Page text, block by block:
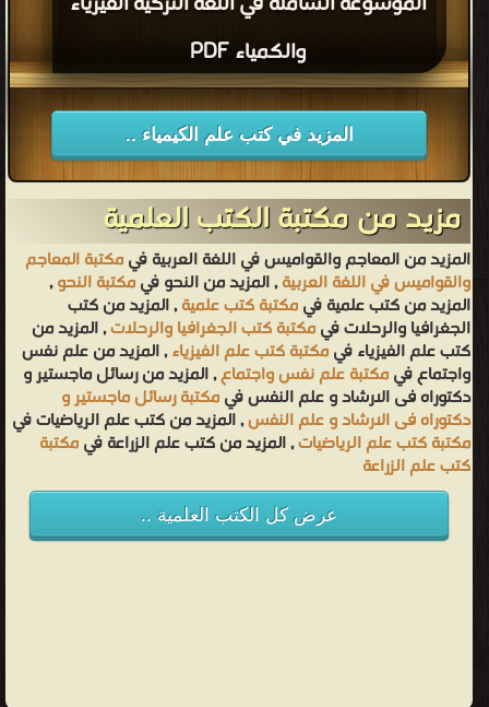
والكمياء PDF
المزيد في كتب علم الكيمياء ..
مزيد من مكتبة الكتب العلمية
المزيد من المعاجم والقواميس في اللغة العربية فيمكتبة المعاجم
والقواميس في اللغة العربية, المزيد من النحو فيمكتبة النحو,
المزيد من كتب علمية فيمكتبة كتب علمية, المزيد من كتب
الجغرافيا والرحلات فيمكتبة كتب الجغرافيا والرحلات, المزيد من
كتب علم الفيزياء فيمكتبة كتب علم الفيزياء, المزيد من علم نفس
واجتماع فيمكتبة علم نفس واجتماع, المزيد من رسائل ماجستير و
دكتوراه فى الارشاد و علم النفس فيمكتبة رسائل ماجستير و
دكتوراه فى الارشاد و علم النفس, المزيد من كتب علم الرياضيات في
مكتبة كتب علم الرياضيات, المزيد من كتب علم الزراعة فيمكتبة
كتب علم الزراعة
عرض كل الكتب العلمية ..